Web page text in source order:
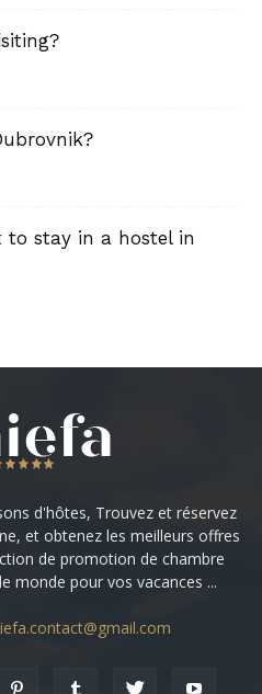
to stay in a hostel in
d'hôtes, Trouvez et réservez
et obtenez les meilleurs offres
de promotion de chambre
monde pour vos vacances ...